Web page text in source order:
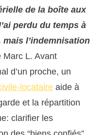
de la boîte aux
perdu du temps à
l’indemnisation
Marc L. Avant
d’un proche, un
locataire aide à
et la répartition
clarifier les